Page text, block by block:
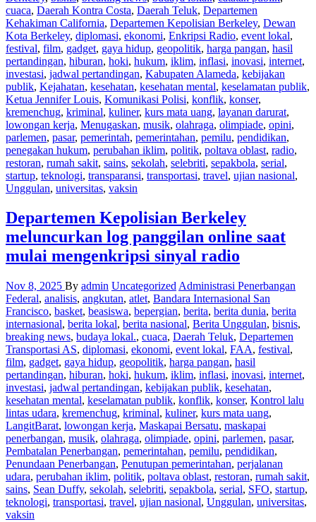
cuaca, Daerah Kontra Costa, Daerah Teluk, Departemen
Kehakiman California, Departemen Kepolisian Berkeley, Dewan
Kota Berkeley, diplomasi, ekonomi, Enkripsi Radio, event lokal,
festival, film, gadget, gaya hidup, geopolitik, harga pangan, hasil
pertandingan, hiburan, hoki, hukum, iklim, inflasi, inovasi, internet,
investasi, jadwal pertandingan, Kabupaten Alameda, kebijakan
publik, Kejahatan, kesehatan, kesehatan mental, keselamatan publik,
Ketua Jennifer Louis, Komunikasi Polisi, konflik, konser,
kremenchug, kriminal, kuliner, kurs mata uang, layanan darurat,
lowongan kerja, Menugaskan, musik, olahraga, olimpiade, opini,
parlemen, pasar, pemerintah, pemerintahan, pemilu, pendidikan,
penegakan hukum, perubahan iklim, politik, poltava oblast, radio,
restoran, rumah sakit, sains, sekolah, selebriti, sepakbola, serial,
startup, teknologi, transparansi, transportasi, travel, ujian nasional,
Unggulan, universitas, vaksin
Departemen Kepolisian Berkeley
meluncurkan log panggilan online saat
mulai mengenkripsi sinyal radio
Nov 8, 2025 By admin Uncategorized Administrasi Penerbangan
Federal, analisis, angkutan, atlet, Bandara Internasional San
Francisco, basket, beasiswa, bepergian, berita, berita dunia, berita
internasional, berita lokal, berita nasional, Berita Unggulan, bisnis,
breaking news, budaya lokal., cuaca, Daerah Teluk, Departemen
Transportasi AS, diplomasi, ekonomi, event lokal, FAA, festival,
film, gadget, gaya hidup, geopolitik, harga pangan, hasil
pertandingan, hiburan, hoki, hukum, iklim, inflasi, inovasi, internet,
investasi, jadwal pertandingan, kebijakan publik, kesehatan,
kesehatan mental, keselamatan publik, konflik, konser, Kontrol lalu
lintas udara, kremenchug, kriminal, kuliner, kurs mata uang,
LangitBarat, lowongan kerja, Maskapai Bersatu, maskapai
penerbangan, musik, olahraga, olimpiade, opini, parlemen, pasar,
Pembatalan Penerbangan, pemerintahan, pemilu, pendidikan,
Penundaan Penerbangan, Penutupan pemerintahan, perjalanan
udara, perubahan iklim, politik, poltava oblast, restoran, rumah sakit,
sains, Sean Duffy, sekolah, selebriti, sepakbola, serial, SFO, startup,
teknologi, transportasi, travel, ujian nasional, Unggulan, universitas,
vaksin